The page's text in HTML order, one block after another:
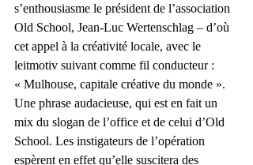
s’enthousiasme le président de l’association
Old School, Jean-Luc Wertenschlag – d’où
cet appel à la créativité locale, avec le
leitmotiv suivant comme fil conducteur :
« Mulhouse, capitale créative du monde ».
Une phrase audacieuse, qui est en fait un
mix du slogan de l’office et de celui d’Old
School. Les instigateurs de l’opération
espèrent en effet qu’elle suscitera des